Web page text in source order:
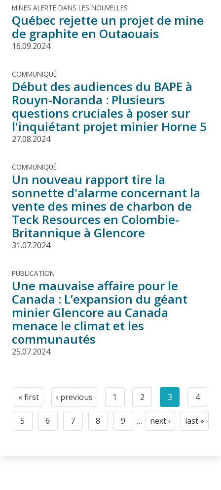
MINES ALERTE DANS LES NOUVELLES
Québec rejette un projet de mine
de graphite en Outaouais
16.09.2024
COMMUNIQUÉ
Début des audiences du BAPE à
Rouyn-Noranda : Plusieurs
questions cruciales à poser sur
l'inquiétant projet minier Horne 5
27.08.2024
COMMUNIQUÉ
Un nouveau rapport tire la
sonnette d'alarme concernant la
vente des mines de charbon de
Teck Resources en Colombie-
Britannique à Glencore
31.07.2024
PUBLICATION
Une mauvaise affaire pour le
Canada : L’expansion du géant
minier Glencore au Canada
menace le climat et les
communautés
25.07.2024
Pagination
First
page
« first
Previous
page
‹ previous
Page
1
Page
2
Current
page
3
Page
4
Page
5
Page
6
Page
7
Page
8
Page
9 …
Next
next ›
Last
last »